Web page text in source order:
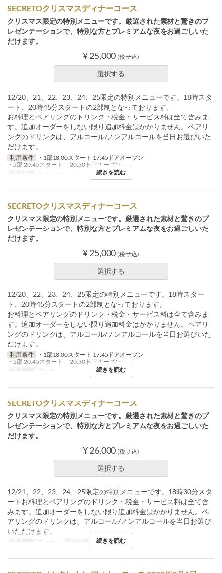
SECRETOクリスマスディナーコース
クリスマス限定の特別メニューです。厳選された素材と驚きのプ
レゼンテーションで、特別な方とプレミアムな夜をお過ごしいた
だけます。
¥ 25,000 (税サ込)
選択する
12/20、21、22、23、24、25限定の特別メニューです。18時スタ
ート、20時45分スタートの2部制となっております。
お料理とペアリングのドリンク・税金・サービス料は全て含みま
す。追加オーダーをしない限り追加料金はかかりません。ペアリ
ングのドリンクは、アルコール/ノンアルコールを当日お選びいた
だけます。
利用条件
・1部18:00スタート 17:45ドアオープン
・2部 20:45スタート 20:30ドアオープン
食事時間
ディナー 続きを読む
SECRETOクリスマスディナーコース
クリスマス限定の特別メニューです。厳選された素材と驚きのプ
レゼンテーションで、特別な方とプレミアムな夜をお過ごしいた
だけます。
¥ 25,000 (税サ込)
選択する
12/20、22、23、24、25限定の特別メニューです。18時スター
ト、20時45分スタートの2部制となっております。
お料理とペアリングのドリンク・税金・サービス料は全て含みま
す。追加オーダーをしない限り追加料金はかかりません。ペアリ
ングのドリンクは、アルコール/ノンアルコールを当日お選びいた
だけます。
利用条件
・1部18:00スタート 17:45ドアオープン
・2部 20:45スタート 20:30ドアオープン
食事時間
ディナー 続きを読む
SECRETOクリスマスディナーコース
クリスマス限定の特別メニューです。厳選された素材と驚きのプ
レゼンテーションで、特別な方とプレミアムな夜をお過ごしいた
だけます。
¥ 26,000 (税サ込)
選択する
12/21、22、23、24、25限定の特別メニューです。18時30分スタ
ートお料理とペアリングのドリンク・税金・サービス料は全て含
みます。追加オーダーをしない限り追加料金はかかりません。ペ
アリングのドリンクは、アルコール/ノンアルコールを当日お選び
いただけます。
食事時間 ディナー 席のカテゴリ 店内
続きを読む